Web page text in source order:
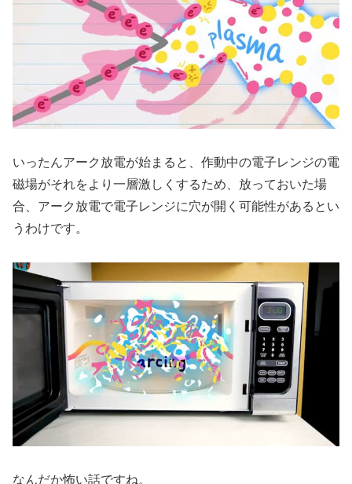
いったんアーク放電が始まると、作動中の電子レンジの電
磁場がそれをより一層激しくするため、放っておいた場
合、アーク放電で電子レンジに穴が開く可能性があるとい
うわけです。
なんだか怖い話ですね。